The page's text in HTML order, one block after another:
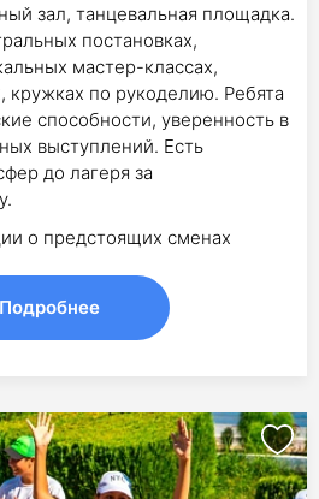
зал, танцевальная площадка.
постановках,
мастер-классах,
кружках по рукоделию. Ребята
способности, уверенность в
выступлений. Есть
до лагеря за
о предстоящих сменах
Подробнее